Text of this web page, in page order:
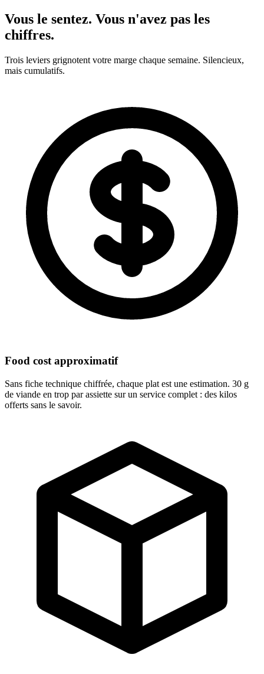
Vous le sentez. Vous n'avez pas les
chiffres.
Trois leviers grignotent votre marge chaque semaine. Silencieux,
mais cumulatifs.
Food cost approximatif
Sans fiche technique chiffrée, chaque plat est une estimation. 30 g
de viande en trop par assiette sur un service complet : des kilos
offerts sans le savoir.